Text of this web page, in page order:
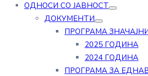
ОДНОСИ СО ЈАВНОСТ
ДОКУМЕНТИ
ПРОГРАМА
2025 ГОДИНА
2024 ГОДИНА
ПРОГРАМА ЗА